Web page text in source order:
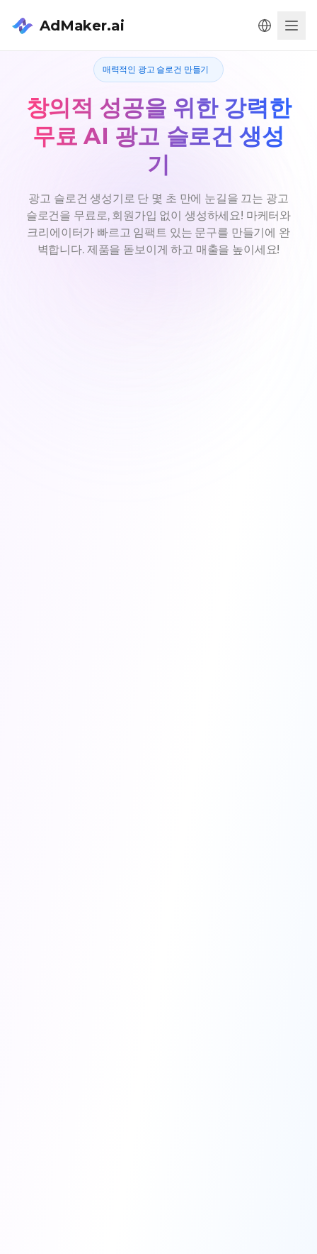
AdMaker.ai
매력적인 광고 슬로건 만들기
창의적 성공을 위한 강력한
무료 AI 광고 슬로건 생성
기
광고 슬로건 생성기로 단 몇 초 만에 눈길을 끄는 광고
슬로건을 무료로, 회원가입 없이 생성하세요! 마케터와
크리에이터가 빠르고 임팩트 있는 문구를 만들기에 완
벽합니다. 제품을 돋보이게 하고 매출을 높이세요!